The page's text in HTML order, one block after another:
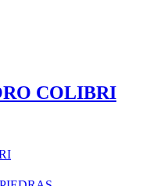
COLIBRI